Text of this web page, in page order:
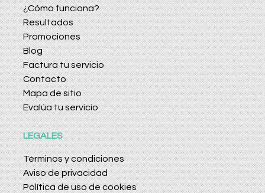
¿Cómo funciona?
Resultados
Promociones
Blog
Factura tu servicio
Contacto
Mapa de sitio
Evalúa tu servicio
LEGALES
Términos y condiciones
Aviso de privacidad
Política de uso de cookies